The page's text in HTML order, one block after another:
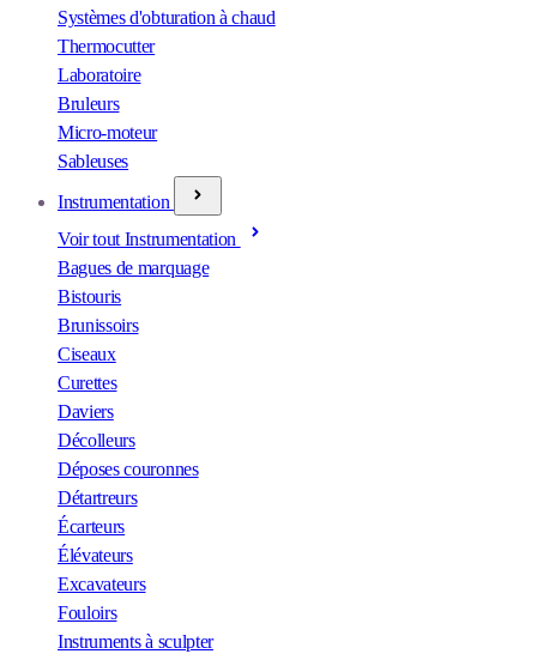
Systèmes d'obturation à chaud
Thermocutter
Laboratoire
Bruleurs
Micro-moteur
Sableuses
Instrumentation
Voir tout Instrumentation
Bagues de marquage
Bistouris
Brunissoirs
Ciseaux
Curettes
Daviers
Décolleurs
Déposes couronnes
Détartreurs
Écarteurs
Élévateurs
Excavateurs
Fouloirs
Instruments à sculpter